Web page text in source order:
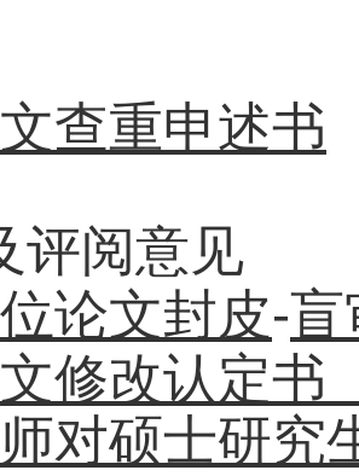
查重申述书
评阅意见
论文封皮-盲
修改认定书
对硕士研究